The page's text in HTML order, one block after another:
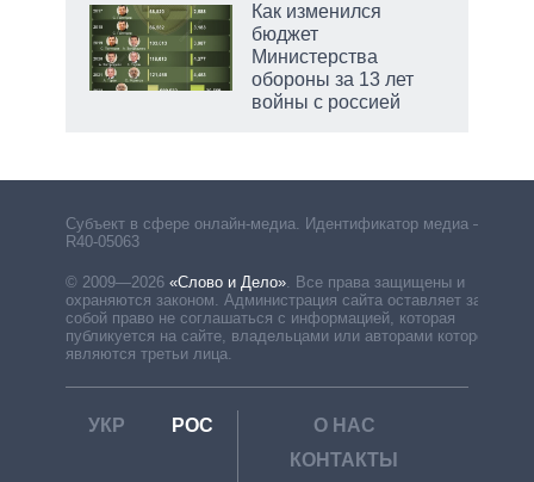
Как изменился
бюджет
Министерства
обороны за 13 лет
войны с россией
Субъект в сфере онлайн-медиа. Идентификатор медиа –
R40-05063
© 2009—2026 «Слово и Дело». Все права защищены и
охраняются законом. Администрация сайта оставляет за
собой право не соглашаться с информацией, которая
публикуется на сайте, владельцами или авторами которой
являются третьи лица.
УКР РОС
О НАС
КОНТАКТЫ